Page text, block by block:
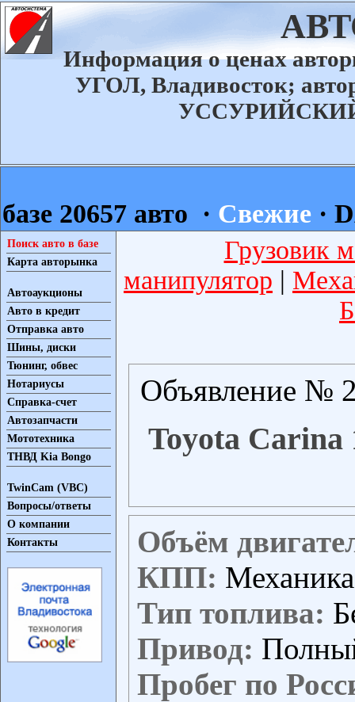
Информация о ценах
УГОЛ, Владивосток;
УССУРИЙСКИЙ
базе 20657 авто · Свежие ·
Поиск авто в базе
Карта авторынка
Автоаукционы
Авто в кредит
Отправка авто
Шины, диски
Тюнинг, обвес
Нотариусы
Справка-счет
Автозапчасти
Мототехника
ТНВД Kia Bongo
TwinCam (VBC)
Вопросы/ответы
О компании
Контакты
Грузовик
манипулятор |
Объявление №
Toyota Carina
Объём
КПП: Механика
Тип топлива:
Привод:
Пробег по